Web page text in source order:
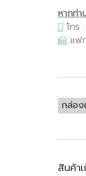
หากท่
โทร :
แฟ
กล่อง
สินค้า